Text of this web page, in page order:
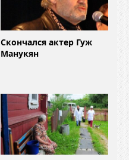
Скончался актер Гуж
Манукян